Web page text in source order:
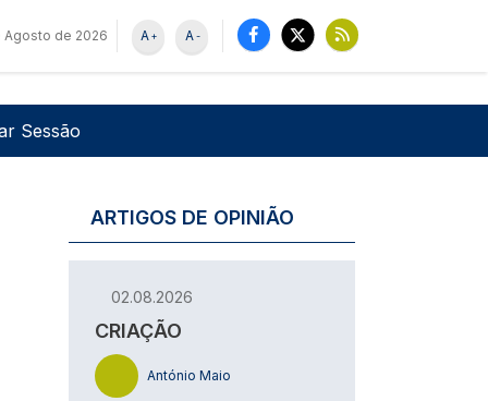
Agosto de 2026 -
A
+
A
de utilizador
Sessão
ARTIGOS DE OPINIÃO
02.08.2026
CRIAÇÃO
António Maio